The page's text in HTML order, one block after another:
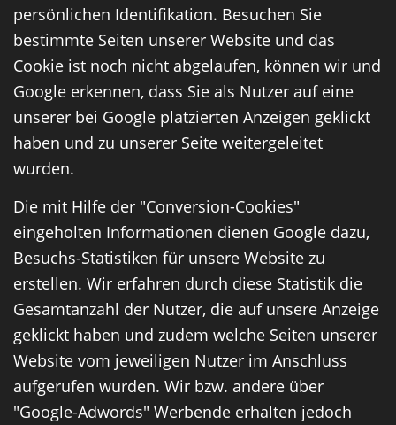
persönlichen Identifikation. Besuchen Sie
bestimmte Seiten unserer Website und das
Cookie ist noch nicht abgelaufen, können wir und
Google erkennen, dass Sie als Nutzer auf eine
unserer bei Google platzierten Anzeigen geklickt
haben und zu unserer Seite weitergeleitet
wurden.
Die mit Hilfe der "Conversion-Cookies"
eingeholten Informationen dienen Google dazu,
Besuchs-Statistiken für unsere Website zu
erstellen. Wir erfahren durch diese Statistik die
Gesamtanzahl der Nutzer, die auf unsere Anzeige
geklickt haben und zudem welche Seiten unserer
Website vom jeweiligen Nutzer im Anschluss
aufgerufen wurden. Wir bzw. andere über
"Google-Adwords" Werbende erhalten jedoch